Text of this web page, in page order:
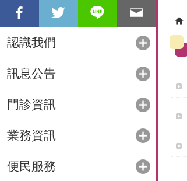
認識我們
訊息公告
門診資訊
業務資訊
便民服務